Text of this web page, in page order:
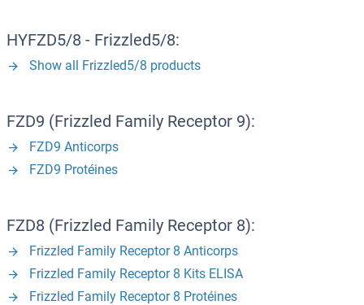
HYFZD5/8 - Frizzled5/8:
Show all Frizzled5/8 products
FZD9 (Frizzled Family Receptor 9):
FZD9 Anticorps
FZD9 Protéines
FZD8 (Frizzled Family Receptor 8):
Frizzled Family Receptor 8 Anticorps
Frizzled Family Receptor 8 Kits ELISA
Frizzled Family Receptor 8 Protéines